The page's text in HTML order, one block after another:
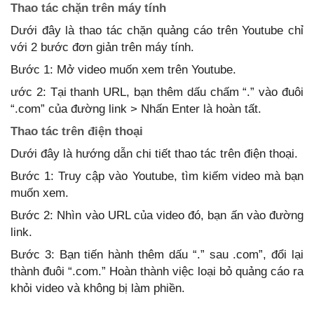
Thao tác chặn trên máy tính
Dưới đây là thao tác chặn quảng cáo trên Youtube chỉ
với 2 bước đơn giản trên máy tính.
Bước 1: Mở video muốn xem trên Youtube.
ước 2: Tại thanh URL, bạn thêm dấu chấm “.” vào đuôi
“.com” của đường link > Nhấn Enter là hoàn tất.
Thao tác trên điện thoại
Dưới đây là hướng dẫn chi tiết thao tác trên điện thoại.
Bước 1: Truy cập vào Youtube, tìm kiếm video mà bạn
muốn xem.
Bước 2: Nhìn vào URL của video đó, bạn ấn vào đường
link.
Bước 3: Bạn tiến hành thêm dấu “.” sau .com”, đổi lại
thành đuôi “.com.” Hoàn thành việc loại bỏ quảng cáo ra
khỏi video và không bị làm phiền.